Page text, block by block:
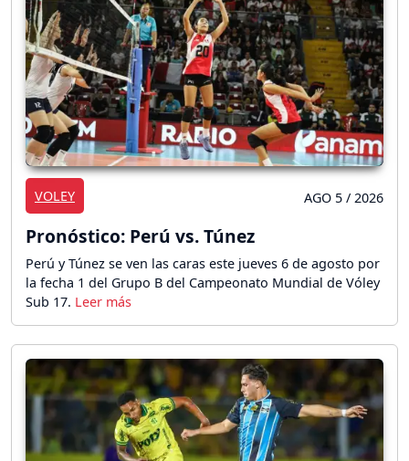
VOLEY AGO 5 / 2026
Pronóstico: Perú vs. Túnez
Perú y Túnez se ven las caras este jueves 6 de agosto por
la fecha 1 del Grupo B del Campeonato Mundial de Vóley
Sub 17.